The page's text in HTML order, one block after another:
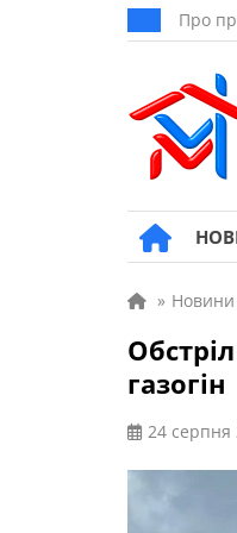
Про
»
газогін
24 серпня